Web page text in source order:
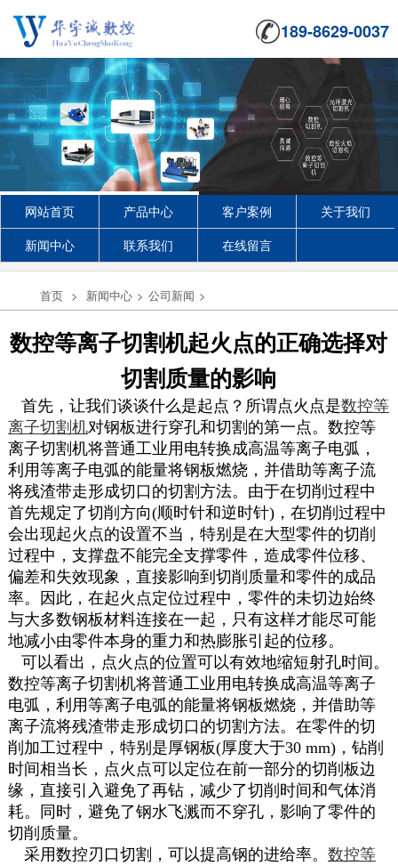
189-8629-0037
网站首页 产品中心 客户案例
关于我们
新闻中心
联系我们 在线留言
首页 > 新闻中心 > 公司新闻 >
数控等离子切割机起火点的正确选择对
切割质量的影响
首先，让我们谈谈什么是起点？所谓点火点是数控等
离子切割机对钢板进行穿孔和切割的第一点。数控等
离子切割机将普通工业用电转换成高温等离子电弧，
利用等离子电弧的能量将钢板燃烧，并借助等离子流
将残渣带走形成切口的切割方法。由于在切削过程中
首先规定了切削方向(顺时针和逆时针)，在切削过程中
会出现起火点的设置不当，特别是在大型零件的切削
过程中，支撑盘不能完全支撑零件，造成零件位移、
偏差和失效现象，直接影响到切削质量和零件的成品
率。因此，在起火点定位过程中，零件的未切边始终
与大多数钢板材料连接在一起，只有这样才能尽可能
地减小由零件本身的重力和热膨胀引起的位移。
可以看出，点火点的位置可以有效地缩短射孔时间。
数控等离子切割机将普通工业用电转换成高温等离子
电弧，利用等离子电弧的能量将钢板燃烧，并借助等
离子流将残渣带走形成切口的切割方法。在零件的切
削加工过程中，特别是厚钢板(厚度大于30 mm)，钻削
时间相当长，点火点可以定位在前一部分的切削板边
缘，直接引入避免了再钻，减少了切削时间和气体消
耗。同时，避免了钢水飞溅而不穿孔，影响了零件的
切削质量。
采用数控刃口切割，可以提高钢的进给率。 数控等